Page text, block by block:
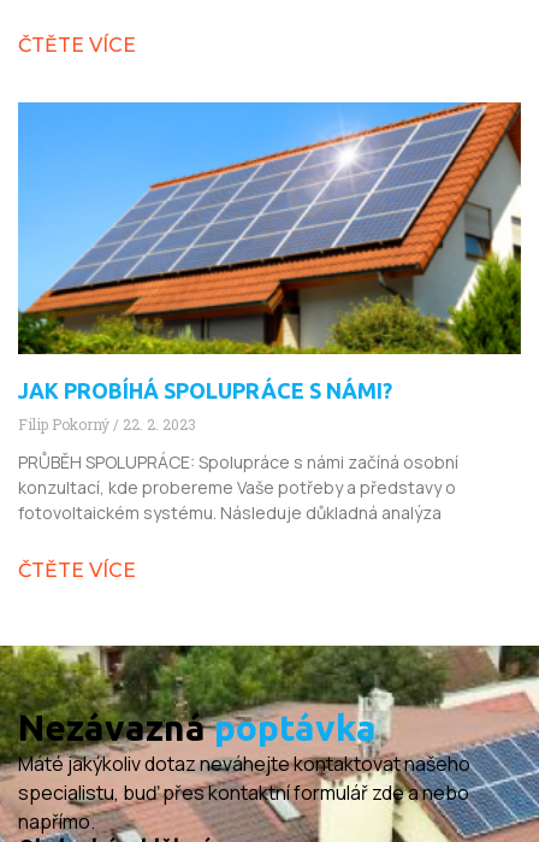
ČTĚTE VÍCE
JAK PROBÍHÁ SPOLUPRÁCE S NÁMI?
Filip Pokorný 22. 2. 2023
PRŮBĚH SPOLUPRÁCE: Spolupráce s námi začíná osobní
konzultací, kde probereme Vaše potřeby a představy o
fotovoltaickém systému. Následuje důkladná analýza
ČTĚTE VÍCE
Nezávaznápoptávka
Máté jakýkoliv dotaz neváhejte kontaktovat našeho
specialistu, buď přes kontaktní formulář zde a nebo
napřímo.